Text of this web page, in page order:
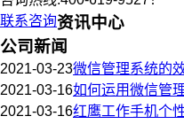
联系咨询资讯中心
公司新闻
2021-03-23微信管理系统的
2021-03-16如何运用微信管
2021-03-16红鹰工作手机个